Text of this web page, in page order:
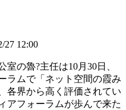
27 12:00
の魯?主任は10月30日、
ラムで「ネット空間の霞み
各界から高く評価されてい
アフォーラムが歩んで来た